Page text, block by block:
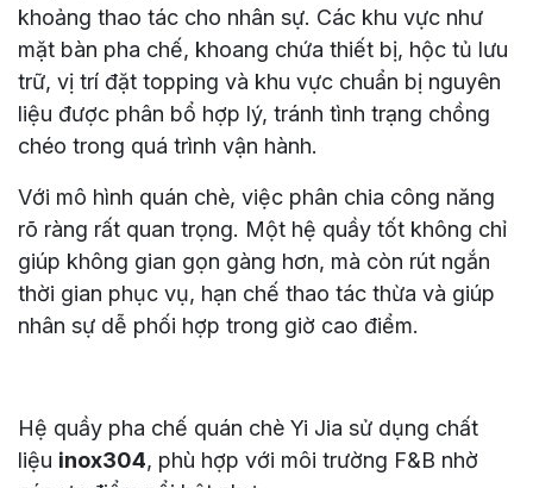
khoảng thao tác cho nhân sự. Các khu vực như
mặt bàn pha chế, khoang chứa thiết bị, hộc tủ lưu
trữ, vị trí đặt topping và khu vực chuẩn bị nguyên
liệu được phân bổ hợp lý, tránh tình trạng chồng
chéo trong quá trình vận hành.
Với mô hình quán chè, việc phân chia công năng
rõ ràng rất quan trọng. Một hệ quầy tốt không chỉ
giúp không gian gọn gàng hơn, mà còn rút ngắn
thời gian phục vụ, hạn chế thao tác thừa và giúp
nhân sự dễ phối hợp trong giờ cao điểm.
Hệ quầy pha chế quán chè Yi Jia sử dụng chất
liệu inox304, phù hợp với môi trường F&B nhờ